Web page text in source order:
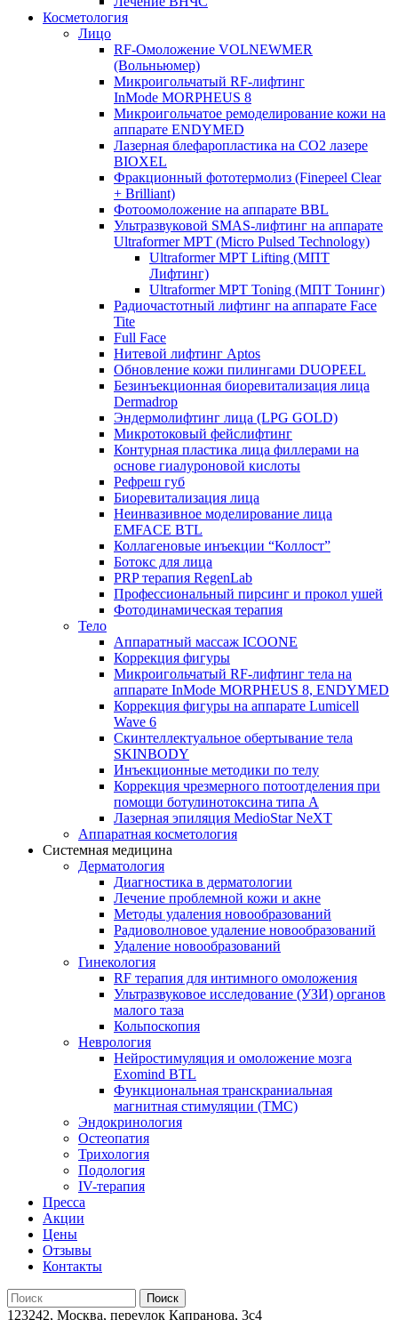
Косметология
Лицо
RF-Омоложение VOLNEWMER
(Вольньюмер)
Микроигольчатый RF-лифтинг
InMode MORPHEUS 8
Микроигольчатое ремоделирование кожи на
аппарате ENDYMED
Лазерная блефаропластика на CO2 лазере
BIOXEL
Фракционный фототермолиз (Finepeel Clear
+ Brilliant)
Фотоомоложение на аппарате BBL
Ультразвуковой SMAS-лифтинг на аппарате
Ultraformer MPT (Micro Pulsed Technology)
Ultraformer MPT Lifting (МПТ
Лифтинг)
Ultraformer MPT Toning (МПТ Тонинг)
Радиочастотный лифтинг на аппарате Face
Tite
Full Face
Нитевой лифтинг Aptos
Обновление кожи пилингами DUOPEEL
Безинъекционная биоревитализация лица
Dermadrop
Эндермолифтинг лица (LPG GOLD)
Микротоковый фейслифтинг
Контурная пластика лица филлерами на
основе гиалуроновой кислоты
Рефреш губ
Биоревитализация лица
Неинвазивное моделирование лица
EMFACE BTL
Коллагеновые инъекции “Коллост”
Ботокс для лица
PRP терапия RegenLab
Профессиональный пирсинг и прокол ушей
Фотодинамическая терапия
Тело
Аппаратный массаж ICOONE
Коррекция фигуры
Микроигольчатый RF-лифтинг тела на
аппарате InMode MORPHEUS 8, ENDYMED
Коррекция фигуры на аппарате Lumicell
Wave 6
Скинтеллектуальное обертывание тела
SKINBODY
Инъекционные методики по телу
Коррекция чрезмерного потоотделения при
помощи ботулинотоксина типа А
Лазерная эпиляция MedioStar NeXT
Аппаратная косметология
Системная медицина
Дерматология
Диагностика в дерматологии
Лечение проблемной кожи и акне
Методы удаления новообразований
Радиоволновое удаление новообразований
Удаление новообразований
Гинекология
RF терапия для интимного омоложения
Ультразвуковое исследование (УЗИ) органов
малого таза
Кольпоскопия
Неврология
Нейростимуляция и омоложение мозга
Exomind BTL
Функциональная транскраниальная
магнитная стимуляции (ТМС)
Эндокринология
Остеопатия
Трихология
Подология
IV-терапия
Пресса
Акции
Цены
Отзывы
Контакты
123242, Москва, переулок Капранова, 3с4